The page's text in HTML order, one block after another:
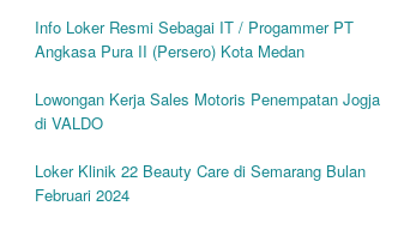
Info Loker Resmi Sebagai IT / Progammer PT
Angkasa Pura II (Persero) Kota Medan
Lowongan Kerja Sales Motoris Penempatan Jogja
di VALDO
Loker Klinik 22 Beauty Care di Semarang Bulan
Februari 2024